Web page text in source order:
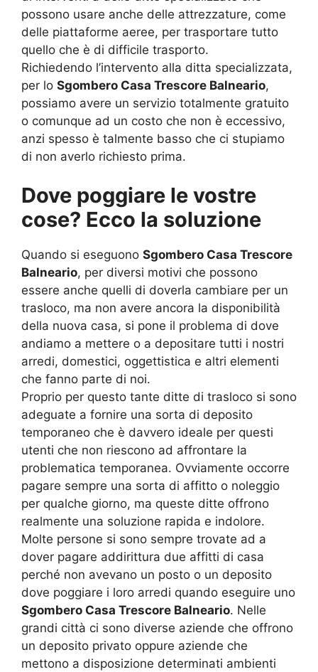
possono usare anche delle attrezzature, come
delle piattaforme aeree, per trasportare tutto
quello che è di difficile trasporto.
Richiedendo l’intervento alla ditta specializzata,
per lo Sgombero Casa Trescore Balneario,
possiamo avere un servizio totalmente gratuito
o comunque ad un costo che non è eccessivo,
anzi spesso è talmente basso che ci stupiamo
di non averlo richiesto prima.
Dove poggiare le vostre
cose? Ecco la soluzione
Quando si eseguono Sgombero Casa Trescore
Balneario, per diversi motivi che possono
essere anche quelli di doverla cambiare per un
trasloco, ma non avere ancora la disponibilità
della nuova casa, si pone il problema di dove
andiamo a mettere o a depositare tutti i nostri
arredi, domestici, oggettistica e altri elementi
che fanno parte di noi.
Proprio per questo tante ditte di trasloco si sono
adeguate a fornire una sorta di deposito
temporaneo che è davvero ideale per questi
utenti che non riescono ad affrontare la
problematica temporanea. Ovviamente occorre
pagare sempre una sorta di affitto o noleggio
per qualche giorno, ma queste ditte offrono
realmente una soluzione rapida e indolore.
Molte persone si sono sempre trovate ad a
dover pagare addirittura due affitti di casa
perché non avevano un posto o un deposito
dove poggiare i loro arredi quando eseguire uno
Sgombero Casa Trescore Balneario. Nelle
grandi città ci sono diverse aziende che offrono
un deposito privato oppure aziende che
mettono a disposizione determinati ambienti